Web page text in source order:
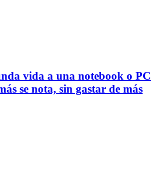
vida a una notebook o PC
se nota, sin gastar de más